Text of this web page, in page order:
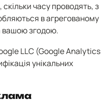
часу проводять, з
в агрегованому
вашою згодою.
LLC (Google Analytics
унікальних